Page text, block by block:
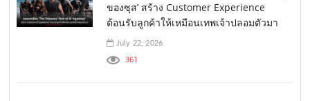
ของซุส’ สร้าง Customer Experience
ต้อนรับลูกค้าให้เหมือนเทพเจ้าปลอมตัวมา
July 22, 2026
361